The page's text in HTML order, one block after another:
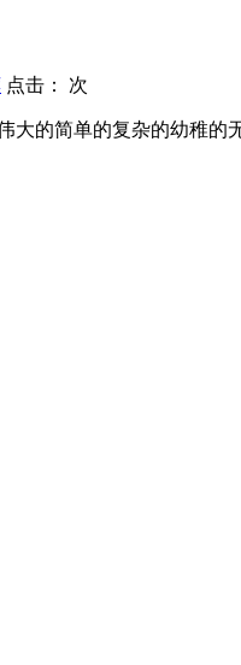
点击： 次
大的简单的复杂的幼稚的